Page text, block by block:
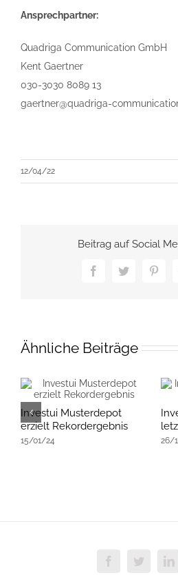
Ansprechpartner:
Quadriga Communication GmbH
Kent Gaertner
030-3030 8089 13
gaertner@quadriga-
12/04/22
Beitrag auf Social
FacebookTwitter
Ähnliche Beiträge
Investui Musterdepot
erzielt Rekordergebnis
15/01/24 26/
FacebookTwitter